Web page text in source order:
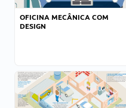
OFICINA MECÂNICA COM
DESIGN